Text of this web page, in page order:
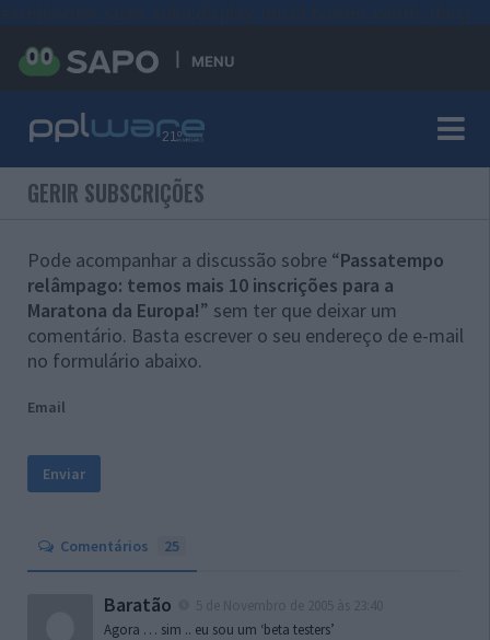
MENU
GERIR SUBSCRIÇÕES
Pode acompanhar a discussão sobre “Passatempo
relâmpago: temos mais 10 inscrições para a
Maratona da Europa!” sem ter que deixar um
comentário. Basta escrever o seu endereço de e-mail
no formulário abaixo.
Email
Comentários 25
Baratão
Agora … sim .. eu sou um ‘beta testers’